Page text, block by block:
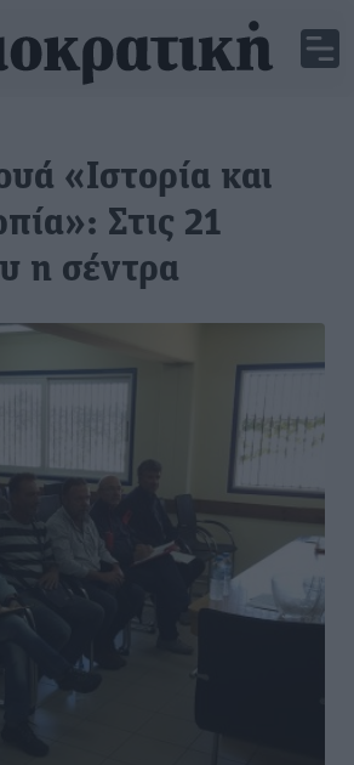
«Ιστορία και
Στις 21
η σέντρα